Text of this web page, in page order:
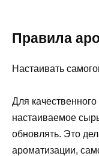
Правила
Настаивать
Для
настаиваемое
обновлять. Это
ароматизации,